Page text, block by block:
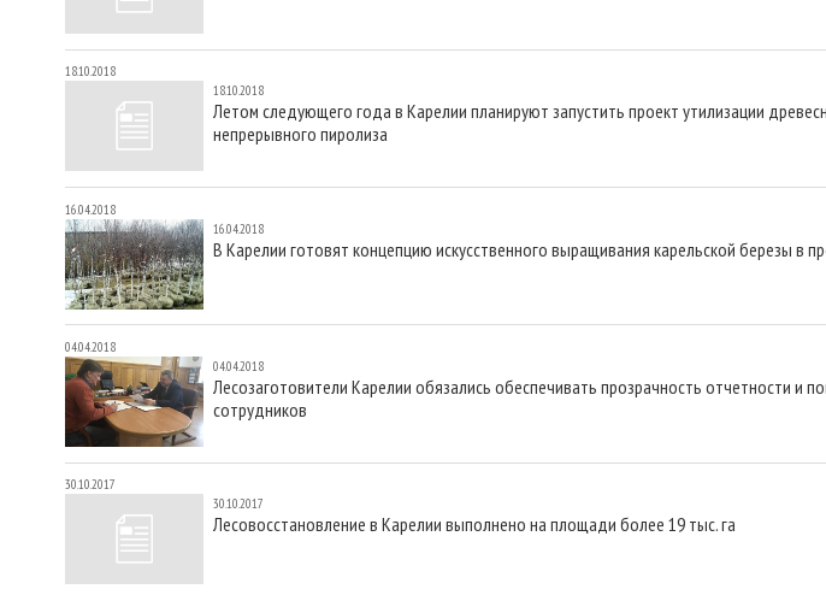
18.10.2018
18.10.2018
Летом следующего года в Карелии планируют запустить проект утилизации
непрерывного пиролиза
16.04.2018
16.04.2018
В Карелии готовят концепцию искусственного выращивания карельской березы в
04.04.2018
04.04.2018
Лесозаготовители Карелии обязались обеспечивать прозрачность отчетности и
сотрудников
30.10.2017
30.10.2017
Лесовосстановление в Карелии выполнено на площади более 19 тыс. га